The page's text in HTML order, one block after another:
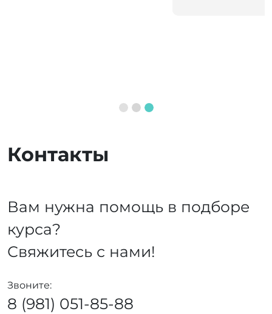
Контакты
Вам нужна помощь в подборе
курса?
Свяжитесь с нами!
Звоните:
8 (981) 051-85-88